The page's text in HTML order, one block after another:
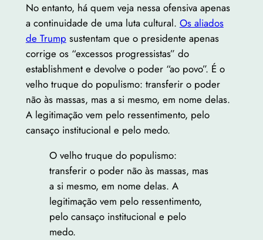
No entanto, há quem veja nessa ofensiva apenas
a continuidade de uma luta cultural. Os aliados
de Trump sustentam que o presidente apenas
corrige os “excessos progressistas” do
establishment e devolve o poder “ao povo”. É o
velho truque do populismo: transferir o poder
não às massas, mas a si mesmo, em nome delas.
A legitimação vem pelo ressentimento, pelo
cansaço institucional e pelo medo.
O velho truque do populismo:
transferir o poder não às massas, mas
a si mesmo, em nome delas. A
legitimação vem pelo ressentimento,
pelo cansaço institucional e pelo
medo.